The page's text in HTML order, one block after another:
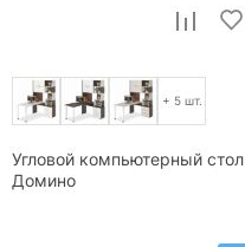
+ 5 шт.
Угловой компьютерный стол
Домино